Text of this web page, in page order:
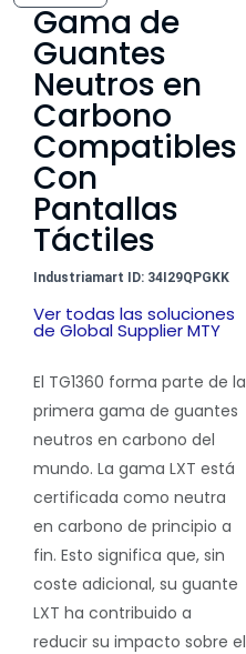
Gama de
Guantes
Neutros en
Carbono
Compatibles
Con
Pantallas
Táctiles
Industriamart ID: 34I29QPGKK
Ver todas las soluciones
de Global Supplier MTY
El TG1360 forma parte de la
primera gama de guantes
neutros en carbono del
mundo. La gama LXT está
certificada como neutra
en carbono de principio a
fin. Esto significa que, sin
coste adicional, su guante
LXT ha contribuido a
reducir su impacto sobre el